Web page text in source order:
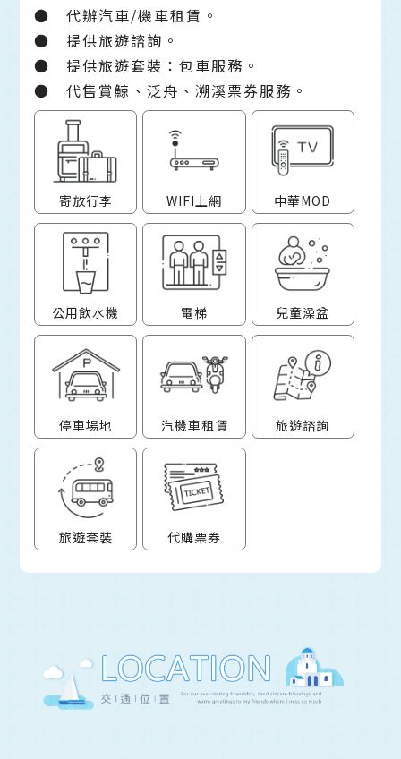
●代辦汽車/機車租賃。
●提供旅遊諮詢。
●提供旅遊套裝：包車服務。
●代售賞鯨、泛舟、溯溪票券服務。
寄放行李 WIFI上網 中華MOD
公用飲水機 電梯 兒童澡盆
停車場地 汽機車租賃 旅遊諮詢
旅遊套裝 代購票券